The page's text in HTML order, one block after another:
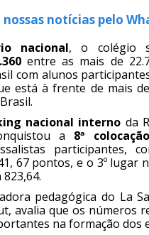
nossas notícias pelo
nacional, o colégio
entre as mais de
com alunos
está à frente de mais
nacional interno da
a 8ª colocação
participantes,
67 pontos, e o 3º lugar
pedagógica do La
avalia que os números
na formação dos